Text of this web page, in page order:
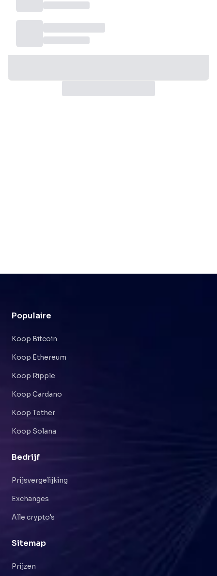
Populaire
Koop Bitcoin
Koop Ethereum
Koop Ripple
Koop Cardano
Koop Tether
Koop Solana
Bedrijf
Prijsvergelijking
Exchanges
Alle crypto's
Sitemap
Prijzen